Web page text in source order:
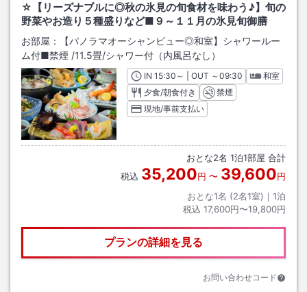
☆【リーズナブルに◎秋の氷見の旬食材を味わう♪】旬の
野菜やお造り５種盛りなど■９～１１月の氷見旬御膳
お部屋：
【パノラマオーシャンビュー◎和室】シャワールー
ム付■禁煙 /11.5畳/シャワー付（内風呂なし）
INチェックイン
15:30 ～ | OUT チェックアウト
～09:30
和室
夕食/朝食付き
禁煙
現地/事前支払い
おとな2名 1泊1部屋 合計
税込 35,200円 〜 39,600円
おとな1名 (2名1室)｜ 1泊
税込 17,600円〜19,800円
プランの詳細を見る
お問い合わせコード